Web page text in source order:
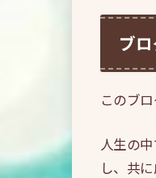
ブ
このブ
人生の
し、共